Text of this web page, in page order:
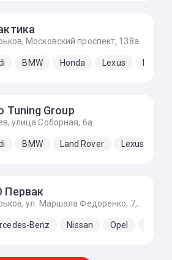
Московский проспект, 138а
BMW Honda Lexus
Tuning Group
улица Соборная, 6а
BMW Land Rover Lexus
Первак
Benz Nissan Opel